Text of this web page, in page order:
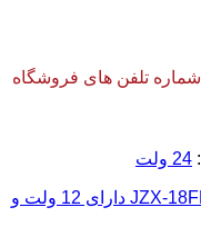
تلفن های فروشگاه
24 ولت